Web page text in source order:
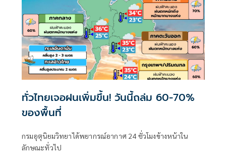
ทั่วไทยเจอฝนเพิ่มขึ้น! วันนี้ถล่ม 60-70%
ของพื้นที่
กรมอุตุนิยมวิทยาได้พยากรณ์อากาศ 24 ชั่วโมงข้างหน้าใน
ลักษณะทั่วไป